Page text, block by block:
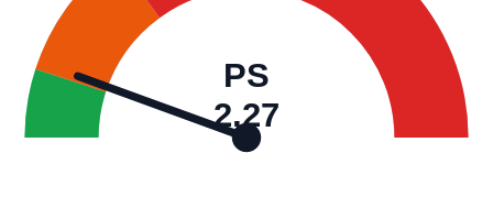
PS
2,27